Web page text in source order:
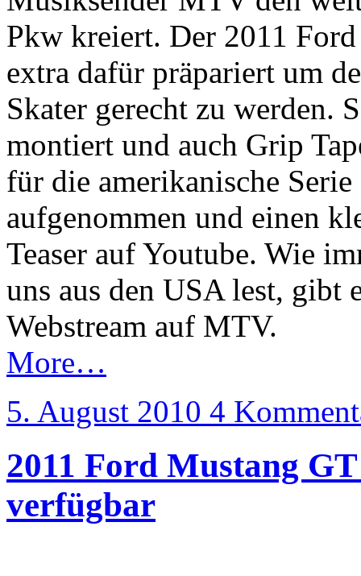
Pkw kreiert. Der 2011
extra dafür präpariert um
Skater gerecht zu werden.
montiert und auch Grip
für die amerikanische
aufgenommen und einen
Teaser auf Youtube. Wie
uns aus den USA lest, gibt
Webstream auf MTV.
More…
5. August 2010 4
2011 Ford Mustang
verfügbar